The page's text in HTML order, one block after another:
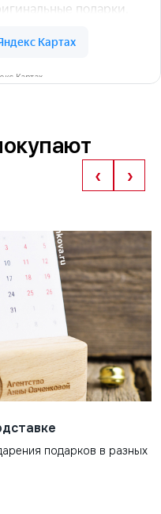
Картах
‹ ›
подарков в разных